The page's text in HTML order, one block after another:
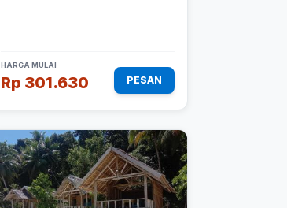
HARGA MULAI
Rp 301.630 PESAN